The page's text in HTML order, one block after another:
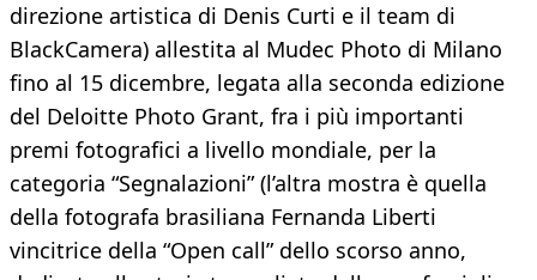
direzione artistica di Denis Curti e il team di
BlackCamera) allestita al Mudec Photo di Milano
fino al 15 dicembre, legata alla seconda edizione
del Deloitte Photo Grant, fra i più importanti
premi fotografici a livello mondiale, per la
categoria “Segnalazioni” (l’altra mostra è quella
della fotografa brasiliana Fernanda Liberti
vincitrice della “Open call” dello scorso anno,